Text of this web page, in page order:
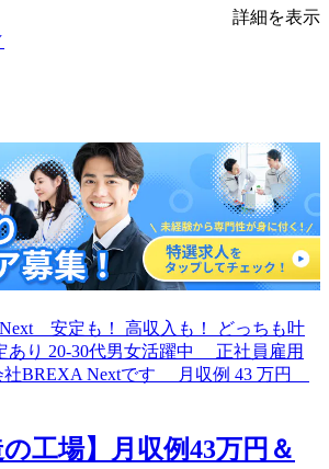
詳細を表示
の工場】月収例43万円＆